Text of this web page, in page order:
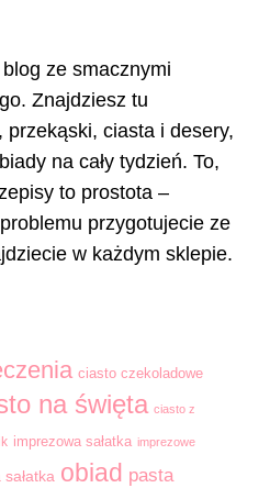
ze smacznymi
Znajdziesz tu
przekąski, ciasta i desery,
na cały tydzień. To,
to prostota –
przygotujecie ze
w każdym sklepie.
ciasto czekoladowe
na święta ciasto z
imprezowa sałatka imprezowe
sałatka obiad pasta